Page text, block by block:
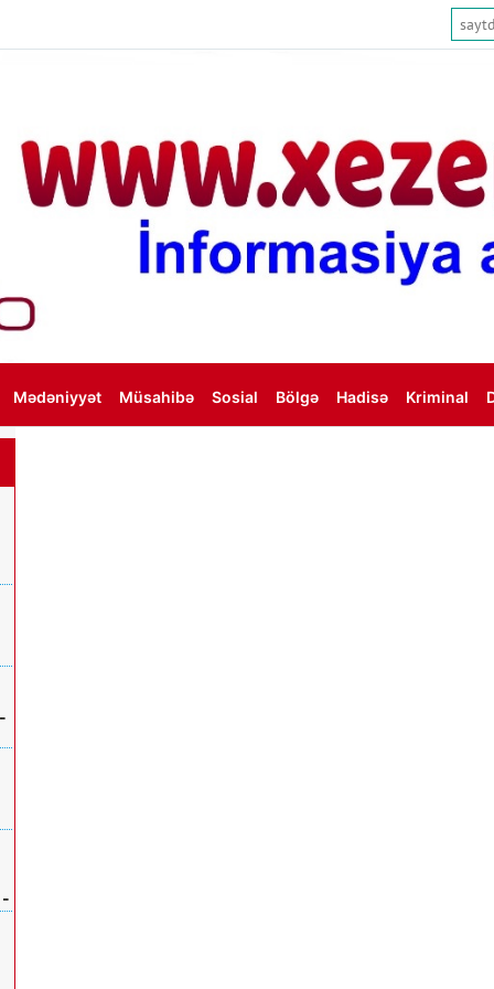
Mədəniyyət Müsahibə Sosial Bölgə Hadisə Kriminal
-